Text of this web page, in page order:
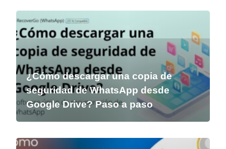
¿Cómo descargar una copia de
seguridad de WhatsApp desde
Google Drive? Paso a paso